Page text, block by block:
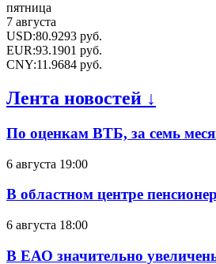
пятница
7 августа
USD:80.9293 руб.
EUR:93.1901 руб.
CNY:11.9684 руб.
Лента новостей ↓
По оценкам ВТБ, за семь
6 августа 19:00
В областном центре
6 августа 18:00
В ЕАО значительно